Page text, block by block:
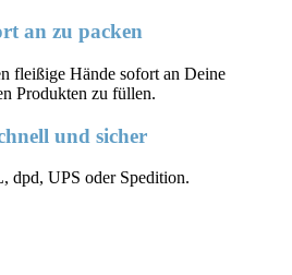
an zu packen
fleißige Hände sofort an Deine
Produkten zu füllen.
und sicher
dpd, UPS oder Spedition.